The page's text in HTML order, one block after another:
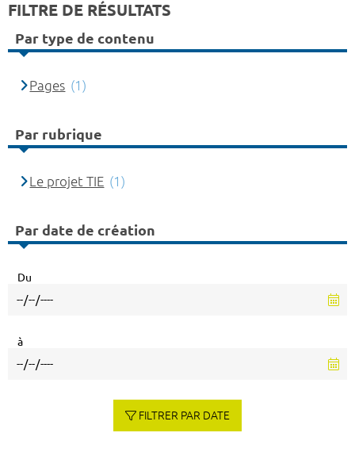
FILTRE DE RÉSULTATS
Par type de contenu
Pages (1)
Par rubrique
Le projet TIE (1)
Par date de création
Du
à
FILTRER PAR DATE